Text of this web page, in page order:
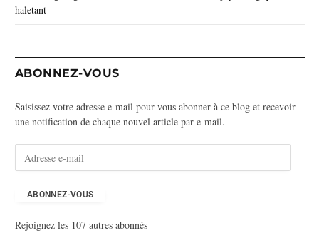
haletant
ABONNEZ-VOUS
Saisissez votre adresse e-mail pour vous abonner à ce blog et recevoir
une notification de chaque nouvel article par e-mail.
s
ABONNEZ-VOUS
Rejoignez les 107 autres abonnés